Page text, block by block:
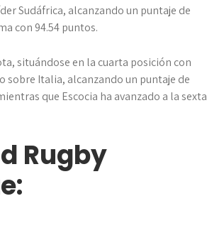
Sudáfrica, alcanzando un puntaje de
con 94.54 puntos.
situándose en la cuarta posición con
sobre Italia, alcanzando un puntaje de
que Escocia ha avanzado a la sexta
Rugby